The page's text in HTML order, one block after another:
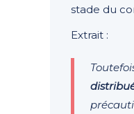
stade du
Extrait :